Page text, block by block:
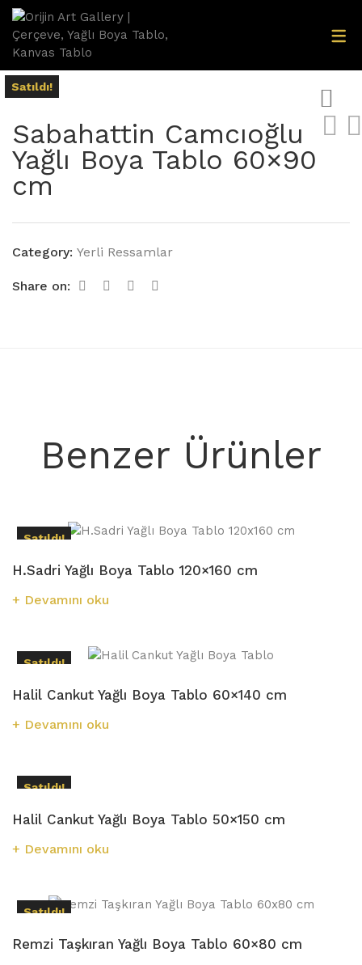
Aksesuarlar
Aynalar
Dec-Spec Resimler
Dijital Baskı Resimler
Dresuarlar
Satıldı!
Sabahattin Camcıoğlu
Yağlı Boya Tablo 60×90
cm
Category: Yerli Ressamlar
Share on:
Benzer Ürünler
Satıldı!
H.Sadri Yağlı Boya Tablo 120×160 cm
Devamını oku
Satıldı!
Halil Cankut Yağlı Boya Tablo 60×140 cm
Devamını oku
Satıldı!
Halil Cankut Yağlı Boya Tablo 50×150 cm
Devamını oku
Satıldı!
Remzi Taşkıran Yağlı Boya Tablo 60×80 cm